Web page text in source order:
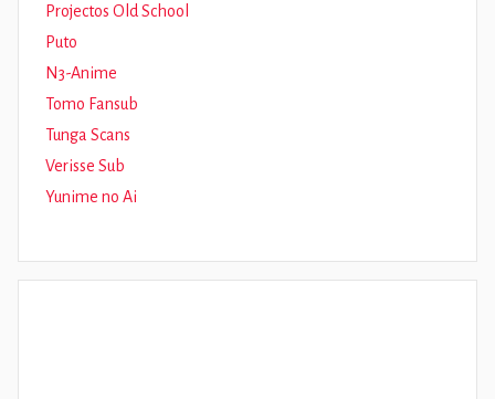
Projectos Old School
Puto
N3-Anime
Tomo Fansub
Tunga Scans
Verisse Sub
Yunime no Ai